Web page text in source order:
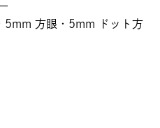
5mm 方眼・5mm ドット方